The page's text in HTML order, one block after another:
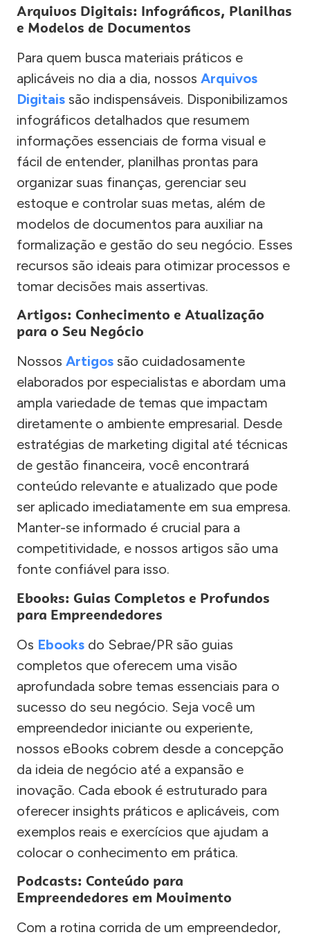
Arquivos Digitais: Infográficos, Planilhas
e Modelos de Documentos
Para quem busca materiais práticos e
aplicáveis no dia a dia, nossos Arquivos
Digitais são indispensáveis. Disponibilizamos
infográficos detalhados que resumem
informações essenciais de forma visual e
fácil de entender, planilhas prontas para
organizar suas finanças, gerenciar seu
estoque e controlar suas metas, além de
modelos de documentos para auxiliar na
formalização e gestão do seu negócio. Esses
recursos são ideais para otimizar processos e
tomar decisões mais assertivas.
Artigos: Conhecimento e Atualização
para o Seu Negócio
Nossos Artigos são cuidadosamente
elaborados por especialistas e abordam uma
ampla variedade de temas que impactam
diretamente o ambiente empresarial. Desde
estratégias de marketing digital até técnicas
de gestão financeira, você encontrará
conteúdo relevante e atualizado que pode
ser aplicado imediatamente em sua empresa.
Manter-se informado é crucial para a
competitividade, e nossos artigos são uma
fonte confiável para isso.
Ebooks: Guias Completos e Profundos
para Empreendedores
Os Ebooks do Sebrae/PR são guias
completos que oferecem uma visão
aprofundada sobre temas essenciais para o
sucesso do seu negócio. Seja você um
empreendedor iniciante ou experiente,
nossos eBooks cobrem desde a concepção
da ideia de negócio até a expansão e
inovação. Cada ebook é estruturado para
oferecer insights práticos e aplicáveis, com
exemplos reais e exercícios que ajudam a
colocar o conhecimento em prática.
Podcasts: Conteúdo para
Empreendedores em Movimento
Com a rotina corrida de um empreendedor,